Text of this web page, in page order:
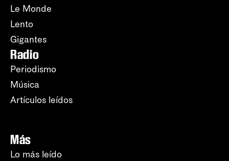
Le Monde
Lento
Gigantes
Radio
Periodismo
Música
Artículos leídos
Más
Lo más leído